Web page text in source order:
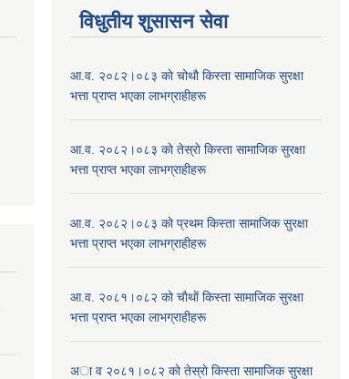
विधुतीय शुसासन सेवा
आ.व. २०८२।०८३ काे चोथाै‌ किस्ता सामाजिक सुरक्षा
भत्ता प्राप्त भएका लाभग्राहीहरू
आ.व. २०८२।०८३ काे तेस्राे किस्ता सामाजिक सुरक्षा
भत्ता प्राप्त भएका लाभग्राहीहरू
आ.व. २०८२।०८३ काे प्रथम किस्ता सामाजिक सुरक्षा
भत्ता प्राप्त भएका लाभग्राहीहरू
आ.व. २०८१।०८२ काे चाैथाें किस्ता सामाजिक सुरक्षा
भत्ता प्राप्त भएका लाभग्राहीहरू
अा व २०८१।०८२ काे तेस्राे किस्ता सामाजिक सुरक्षा